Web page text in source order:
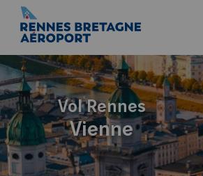
Vol Rennes
Vienne